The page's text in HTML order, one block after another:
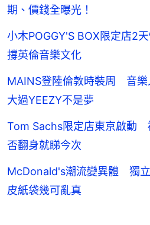
期、價錢全曝光！
小木POGGY'S BOX限定店2
撐英倫音樂文化
MAINS登陸倫敦時裝周 音樂
大過YEEZY不是夢
Tom Sachs限定店東京啟動
否翻身就睇今次
McDonald's潮流變異體 獨
皮紙袋幾可亂真